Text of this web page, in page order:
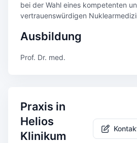
bei der Wahl eines kompetenten
vertrauenswürdigen
Ausbildung
Prof. Dr. med.
Praxis in
Helios
Klinikum